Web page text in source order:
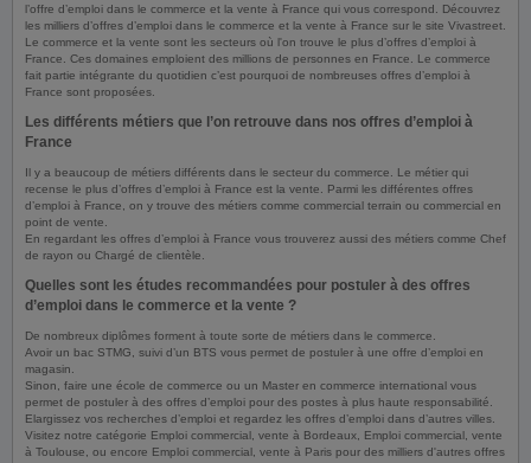
l’offre d’emploi dans le commerce et la vente à France qui vous correspond. Découvrez
les milliers d’offres d’emploi dans le commerce et la vente à France sur le site Vivastreet.
Le commerce et la vente sont les secteurs où l'on trouve le plus d’offres d’emploi à
France. Ces domaines emploient des millions de personnes en France. Le commerce
fait partie intégrante du quotidien c’est pourquoi de nombreuses offres d’emploi à
France sont proposées.
Les différents métiers que l’on retrouve dans nos offres d’emploi à
France
Il y a beaucoup de métiers différents dans le secteur du commerce. Le métier qui
recense le plus d’offres d’emploi à France est la vente. Parmi les différentes offres
d’emploi à France, on y trouve des métiers comme commercial terrain ou commercial en
point de vente.
En regardant les offres d’emploi à France vous trouverez aussi des métiers comme Chef
de rayon ou Chargé de clientèle.
Quelles sont les études recommandées pour postuler à des offres
d’emploi dans le commerce et la vente ?
De nombreux diplômes forment à toute sorte de métiers dans le commerce.
Avoir un bac STMG, suivi d’un BTS vous permet de postuler à une offre d’emploi en
magasin.
Sinon, faire une école de commerce ou un Master en commerce international vous
permet de postuler à des offres d’emploi pour des postes à plus haute responsabilité.
Elargissez vos recherches d’emploi et regardez les offres d’emploi dans d’autres villes.
Visitez notre catégorie Emploi commercial, vente à Bordeaux, Emploi commercial, vente
à Toulouse, ou encore Emploi commercial, vente à Paris pour des milliers d'autres offres